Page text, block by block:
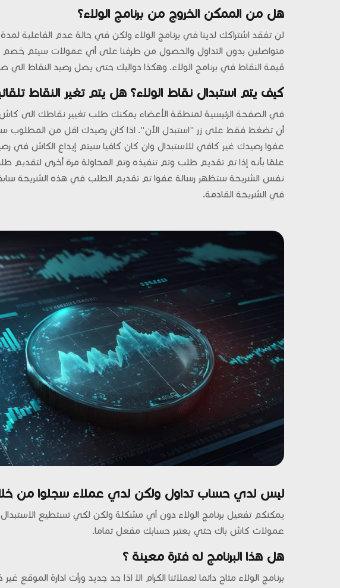
هل من الممكن الخروج من برنامج الولاء؟
لن تفقد اشتراكك لدينا في برنامج الولاء ولكن في حالة عدم الفاعلية
قيمة النقاط في برنامج الولاء. وهكذا دواليك حتى يصل رصيد النقاط الي
كيف يتم استبدال نقاط الولاء؟ هل يتم تغير النقاط
في الصفحة الرئيسية لمنطقة الأعضاء يمكنك طلب تغيير نقاطك الى
أن تضغط فقط على زر "استبدل الآن". اذا كان رصيدك اقل من المطلوب
عفوا رصيدك غير كافي للاستبدال وان كان كافيا سيتم إيداع الكاش في
علمًا بأنه إذا تم تقديم طلب وتم تنفيذه وتم المحاولة مرة أخرى
نفس الشريحة ستظهر رسالة عفوا تم تقديم الطلب في هذه الشريحة
في الشريحة القادمة.
ليس لدي حساب تداول ولكن لدي عملاء سجلوا من
يمكنكم تفعيل برنامج الولاء دون أي مشكلة ولكن لكي تستطيع
عمولات كاش باك حتي يعتبر حسابك مفعل تماما.
هل هذا البرنامج له فترة معينة ؟
برنامج الولاء متاح دائما لعملائنا الكرام الا اذا جد جديد ورأت ادارة الموقع